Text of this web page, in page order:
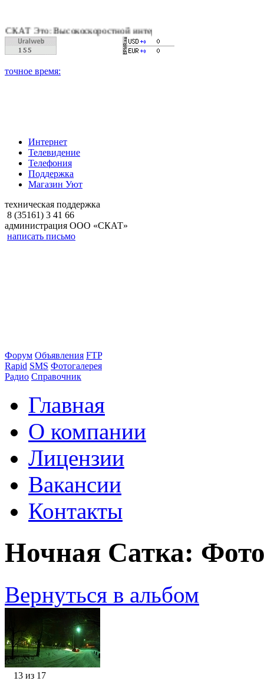
Это: Высокоскоростной интернет, качественное цифровое и
Интернет
Телевидение
Телефония
Поддержка
Магазин Уют
техническая поддержка
8 (35161) 3 41 66
администрация ООО «СКАТ»
написать письмо
Форум Объявления FTP
Rapid SMS Фотогалерея
Радио Справочник
Главная
О компании
Лицензии
Вакансии
Контакты
Ночная Сатка:
Вернуться в альбом
13 из 17